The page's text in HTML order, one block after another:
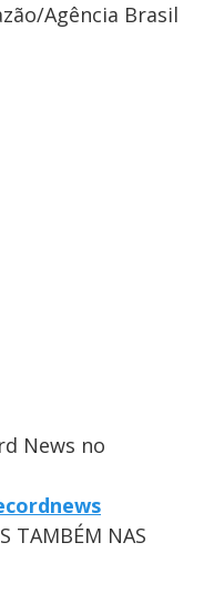
Agência Brasil
News no
TAMBÉM NAS